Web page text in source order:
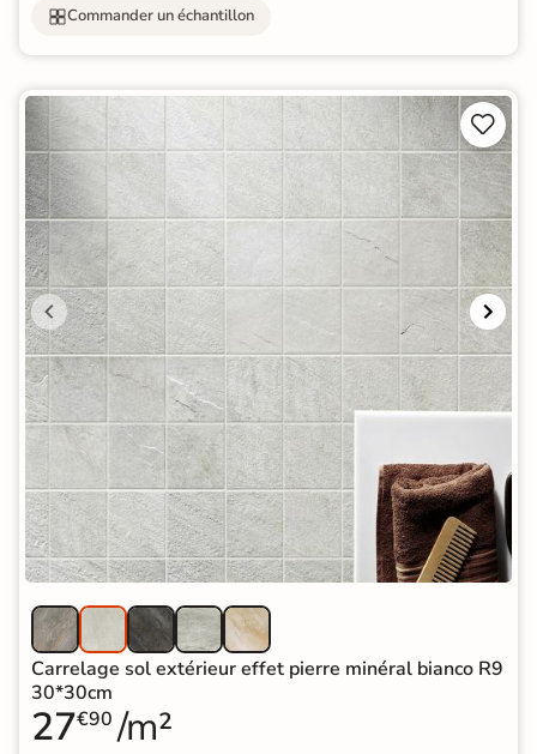
Commander un échantillon


Carrelage sol extérieur effet pierre minéral bianco R9
30*30cm
27€90 /m²